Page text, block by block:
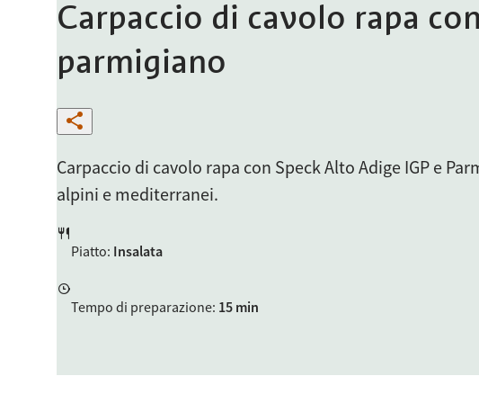
Carpaccio di cavolo rapa
parmigiano
Carpaccio di cavolo rapa con Speck Alto Adige IGP e
alpini e mediterranei.
Piatto: Insalata
Tempo di preparazione: 15 min